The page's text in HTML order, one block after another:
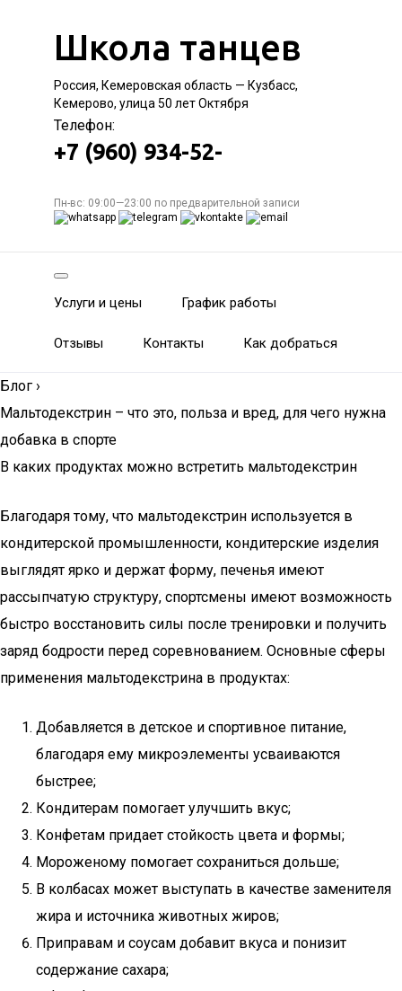
Школа танцев
Россия, Кемеровская область — Кузбасс,
Кемерово, улица 50 лет Октября
Телефон:
+7 (960) 934-52-
Пн-вс: 09:00—23:00 по предварительной записи
Услуги и цены График работы
Отзывы Контакты Как добраться
Блог ›
Мальтодекстрин – что это, польза и вред, для чего нужна
добавка в спорте
В каких продуктах можно встретить мальтодекстрин
Благодаря тому, что мальтодекстрин используется в
кондитерской промышленности, кондитерские изделия
выглядят ярко и держат форму, печенья имеют
рассыпчатую структуру, спортсмены имеют возможность
быстро восстановить силы после тренировки и получить
заряд бодрости перед соревнованием. Основные сферы
применения мальтодекстрина в продуктах:
Добавляется в детское и спортивное питание,
благодаря ему микроэлементы усваиваются
быстрее;
Кондитерам помогает улучшить вкус;
Конфетам придает стойкость цвета и формы;
Мороженому помогает сохраниться дольше;
В колбасах может выступать в качестве заменителя
жира и источника животных жиров;
Приправам и соусам добавит вкуса и понизит
содержание сахара;